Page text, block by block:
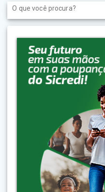
Search
for: